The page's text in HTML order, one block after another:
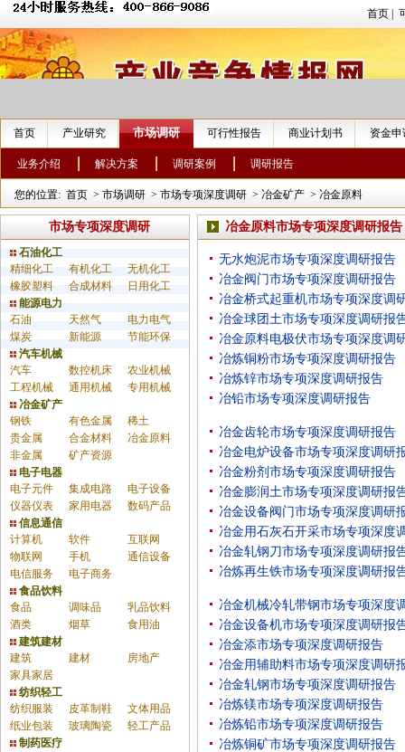
首页
首页 产业研究 市场调研 可行性报告 商业计划书 资金
业务介绍 解决方案 调研案例 调研报告
您的位置: 首页 > 市场调研 > 市场专项深度调研 > 冶金矿产 > 冶金原料
市场专项深度调研
石油化工
精细化工
有机化工
无机化工
橡胶塑料
合成材料
日用化工
能源电力
石油
天然气
电力电气
煤炭
新能源
节能环保
汽车机械
汽车
数控机床
农业机械
工程机械
通用机械
专用机械
冶金矿产
钢铁
有色金属
稀土
贵金属
合金材料
冶金原料
非金属
矿产资源
电子电器
电子元件
集成电路
电子设备
仪器仪表
家用电器
数码产品
信息通信
计算机
软件
互联网
物联网
手机
通信设备
电信服务
电子商务
食品饮料
食品
调味品
乳品饮料
酒类
烟草
食用油
建筑建材
建筑
建材
房地产
家具家居
纺织轻工
纺织服装
皮革制鞋
文体用品
纸业包装
玻璃陶瓷
轻工产品
制药医疗
冶金原料市场专项深度调研报告
无水炮泥市场专项深度调研报告
冶金阀门市场专项深度调研报告
冶金桥式起重机市场专项深度调
冶金球团土市场专项深度调研报
冶金原料电极伏市场专项深度调
冶炼铜粉市场专项深度调研报告
冶炼锌市场专项深度调研报告
冶铅市场专项深度调研报告
冶金齿轮市场专项深度调研报告
冶金电炉设备市场专项深度调研
冶金粉剂市场专项深度调研报告
冶金膨润土市场专项深度调研报
冶金设备阀门市场专项深度调研
冶金用石灰石开采市场专项深度
冶金轧钢刀市场专项深度调研报
冶炼再生铁市场专项深度调研报
冶金机械冷轧带钢市场专项深度
冶金设备机市场专项深度调研报
冶金添市场专项深度调研报告
冶金用辅助料市场专项深度调研
冶金轧钢市场专项深度调研报告
冶炼镁市场专项深度调研报告
冶炼铅市场专项深度调研报告
冶炼铜矿市场专项深度调研报告